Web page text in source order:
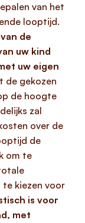
van het
looptijd.
de
uw kind
uw eigen
de gekozen
de hoogte
zal
over de
de
om te
te kiezen voor
is voor
met